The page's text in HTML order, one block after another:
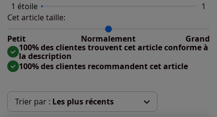
1 étoile
1
Cet article taille:
Petit
Normalement Grand
Répartition du taillant selon les avis clients
Taille normalement : 94%
Taille grand : 2%
100% des clientes trouvent cet article conforme à
la description
100% des clientes recommandent cet article
Trier par : Les plus récents